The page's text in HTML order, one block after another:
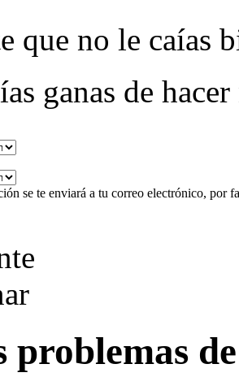
que no le caías
ganas de hacer
se te enviará a tu correo electrónico, por
problemas